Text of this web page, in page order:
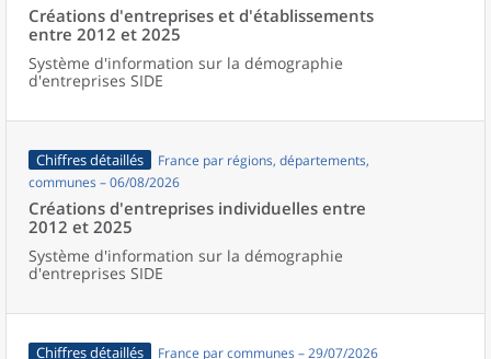
Créations d'entreprises et d'établissements
entre 2012 et 2025
Système d'information sur la démographie
d'entreprises SIDE
Chiffres détaillés
France par régions, départements,
communes – 06/08/2026
Créations d'entreprises individuelles entre
2012 et 2025
Système d'information sur la démographie
d'entreprises SIDE
Chiffres détaillés France par communes – 29/07/2026